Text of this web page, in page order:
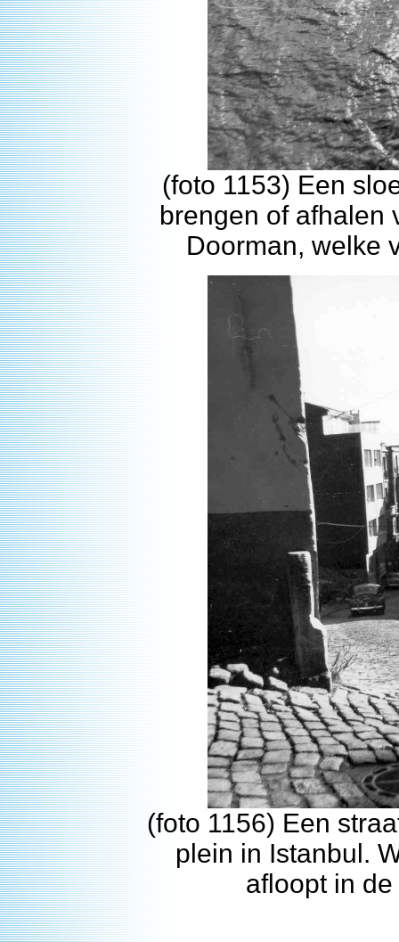
(foto 1153) Een
brengen of afhalen
Doorman, welke
(foto 1156) Een
plein in Istanbul.
afloopt in